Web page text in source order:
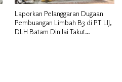
Laporkan Pelanggaran Dugaan
Pembuangan Limbah B3 di PT LIJ,
DLH Batam Dinilai Takut